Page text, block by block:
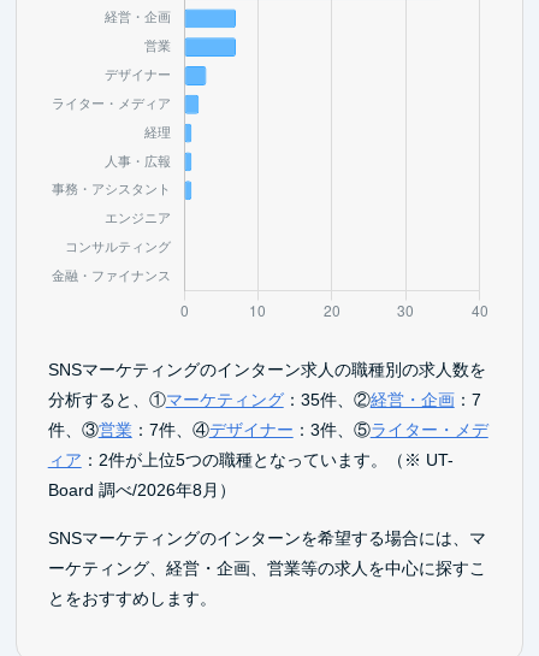
SNSマーケティングのインターン求人の職種別の求人数を
分析すると、①マーケティング：35件、②経営・企画：7
件、③営業：7件、④デザイナー ：3件、⑤ライター・メデ
ィア ：2件が上位5つの職種となっています。（※ UT-
Board 調べ/2026年8月）
SNSマーケティングのインターンを希望する場合には、マ
ーケティング、経営・企画、営業等の求人を中心に探すこ
とをおすすめします。